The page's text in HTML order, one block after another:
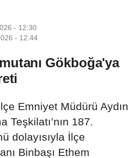
- 12:30
- 12:44
Gökboğa'ya
Emniyet Müdürü Aydın
Teşkilatı’nın 187.
dolayısıyla İlçe
Binbaşı Ethem